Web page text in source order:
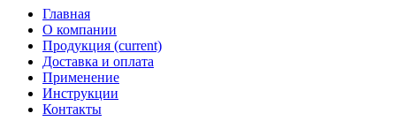
Главная
О компании
Продукция (current)
Доставка и оплата
Применение
Инструкции
Контакты